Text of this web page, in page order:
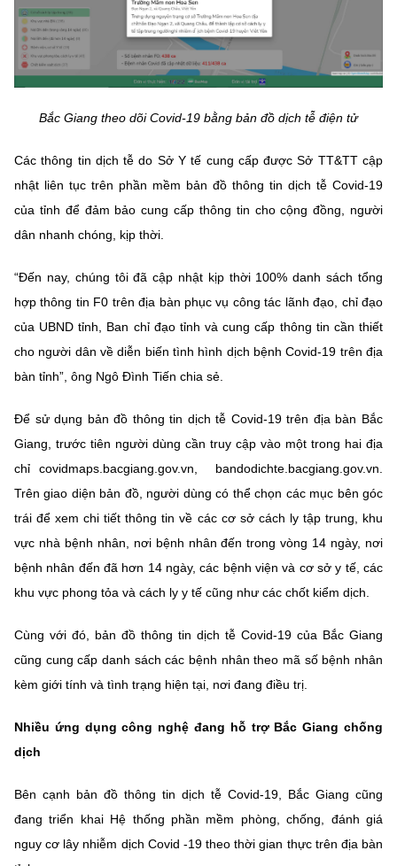
Bắc Giang theo dõi Covid-19 bằng bản đồ dịch tễ điện tử
Các thông tin dịch tễ do Sở Y tế cung cấp được Sở TT&TT cập
nhật liên tục trên phần mềm bản đồ thông tin dịch tễ Covid-19
của tỉnh để đảm bảo cung cấp thông tin cho cộng đồng, người
dân nhanh chóng, kịp thời.
“Đến nay, chúng tôi đã cập nhật kịp thời 100% danh sách tổng
hợp thông tin F0 trên địa bàn phục vụ công tác lãnh đạo, chỉ đạo
của UBND tỉnh, Ban chỉ đạo tỉnh và cung cấp thông tin cần thiết
cho người dân về diễn biến tình hình dịch bệnh Covid-19 trên địa
bàn tỉnh”, ông Ngô Đình Tiến chia sẻ.
Để sử dụng bản đồ thông tin dịch tễ Covid-19 trên địa bàn Bắc
Giang, trước tiên người dùng cần truy cập vào một trong hai địa
chỉ covidmaps.bacgiang.gov.vn, bandodichte.bacgiang.gov.vn.
Trên giao diện bản đồ, người dùng có thể chọn các mục bên góc
trái để xem chi tiết thông tin về các cơ sở cách ly tập trung, khu
vực nhà bệnh nhân, nơi bệnh nhân đến trong vòng 14 ngày, nơi
bệnh nhân đến đã hơn 14 ngày, các bệnh viện và cơ sở y tế, các
khu vực phong tỏa và cách ly y tế cũng như các chốt kiểm dịch.
Cùng với đó, bản đồ thông tin dịch tễ Covid-19 của Bắc Giang
cũng cung cấp danh sách các bệnh nhân theo mã số bệnh nhân
kèm giới tính và tình trạng hiện tại, nơi đang điều trị.
Nhiều ứng dụng công nghệ đang hỗ trợ Bắc Giang chống
dịch
Bên cạnh bản đồ thông tin dịch tễ Covid-19, Bắc Giang cũng
đang triển khai Hệ thống phần mềm phòng, chống, đánh giá
nguy cơ lây nhiễm dịch Covid -19 theo thời gian thực trên địa bàn